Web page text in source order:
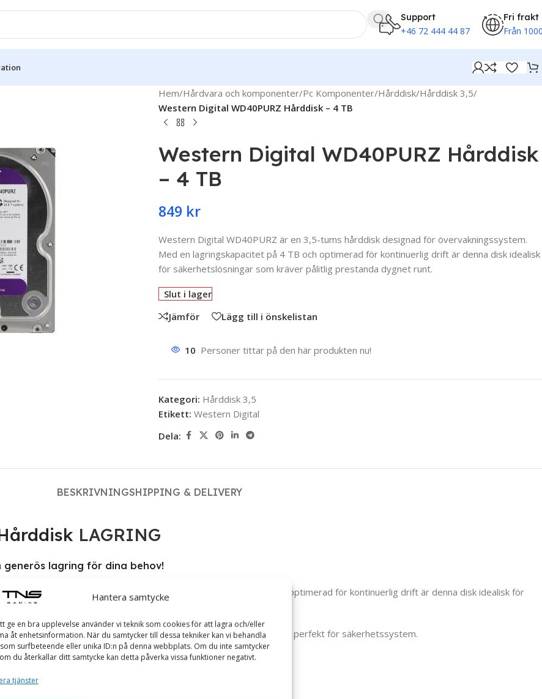
Hantera samtycke
ge en bra upplevelse använder vi teknik som cookies för att lagra och/eller
åt enhetsinformation. När du samtycker till dessa tekniker kan vi behandla
surfbeteende eller unika ID:n på denna webbplats. Om du inte samtycker
du återkallar ditt samtycke kan detta påverka vissa funktioner negativt.
tjänster
Support
+46 72 444 44 87
Fri frakt
Från
Hem/Hårdvara och komponenter/Pc Komponenter/Hårddisk/Hårddisk 3,5/
Western Digital WD40PURZ Hårddisk – 4 TB
Western Digital WD40PURZ Hårddisk
– 4 TB
849 kr
Western Digital WD40PURZ är en 3,5-tums hårddisk designad för övervakningssystem.
Med en lagringskapacitet på 4 TB och optimerad för kontinuerlig drift är denna disk idealisk
för säkerhetslösningar som kräver pålitlig prestanda dygnet runt.
Slut i lager
Jämför
Lägg till i önskelistan
10 Personer tittar på den här produkten nu!
Kategori: Hårddisk 3,5
Etikett: Western Digital
Dela:
BESKRIVNINGSHIPPING & DELIVERY
LAGRING
generös lagring för dina behov!
för övervakningssystem. Med en lagringskapacitet på 4 TB och optimerad för kontinuerlig drift är denna disk idealisk för
för att hantera upp till 64 kameror samtidigt, vilket gör den perfekt för säkerhetssystem.
att minska bildförlust och förbättra videoinspelning.
vilket förlänger livslängden.
till ditt övervakningssystem.